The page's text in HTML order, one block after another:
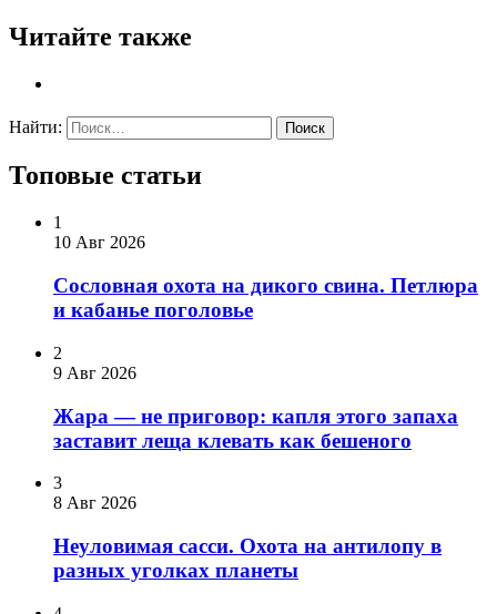
Читайте также
Найти:
Топовые статьи
1
10 Авг 2026
Сословная охота на дикого свина. Петлюра
и кабанье поголовье
2
9 Авг 2026
Жара — не приговор: капля этого запаха
заставит леща клевать как бешеного
3
8 Авг 2026
Неуловимая сасси. Охота на антилопу в
разных уголках планеты